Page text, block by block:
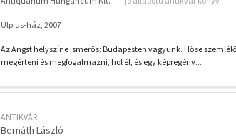
Ulpius-ház, 2007
Az Angst helyszíne ismerős: Budapesten vagyunk. Hőse
megérteni és megfogalmazni, hol él, és egy képregény...
ANTIKVÁR
Bernáth László